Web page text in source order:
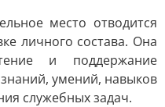
место отводится
личного состава. Она
и поддержание
умений, навыков
служебных задач.